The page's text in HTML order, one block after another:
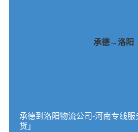
承德→洛阳
承德到洛阳物流公司-河南专线服
货」